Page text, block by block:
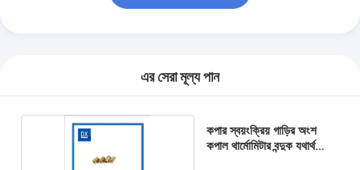
এর সেরা মূল্য পান
কপার স্বয়ংক্রিয় গাড়ির অংশ
কপাল থার্মোমিটার বন্দুক যথার্থ